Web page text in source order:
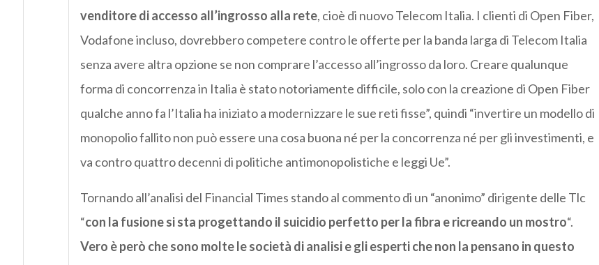
venditore di accesso all’ingrosso alla rete, cioè di nuovo Telecom Italia. I clienti di Open Fiber,
Vodafone incluso, dovrebbero competere contro le offerte per la banda larga di Telecom Italia
senza avere altra opzione se non comprare l’accesso all’ingrosso da loro. Creare qualunque
forma di concorrenza in Italia è stato notoriamente difficile, solo con la creazione di Open Fiber
qualche anno fa l’Italia ha iniziato a modernizzare le sue reti fisse”, quindi “invertire un modello di
monopolio fallito non può essere una cosa buona né per la concorrenza né per gli investimenti, e
va contro quattro decenni di politiche antimonopolistiche e leggi Ue”.
Tornando all’analisi del Financial Times stando al commento di un “anonimo” dirigente delle Tlc
“con la fusione si sta progettando il suicidio perfetto per la fibra e ricreando un mostro“.
Vero è però che sono molte le società di analisi e gli esperti che non la pensano in questo